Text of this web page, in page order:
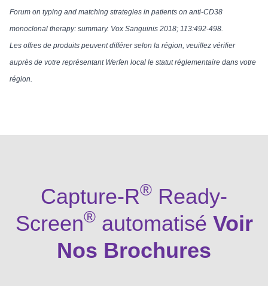
Forum on typing and matching strategies in patients on anti-CD38
monoclonal therapy: summary. Vox Sanguinis 2018; 113:492-498.
Les offres de produits peuvent différer selon la région, veuillez vérifier
auprès de votre représentant Werfen local le statut réglementaire dans votre
région.
Capture-R® Ready-
Screen®automatisé Voir
Nos Brochures